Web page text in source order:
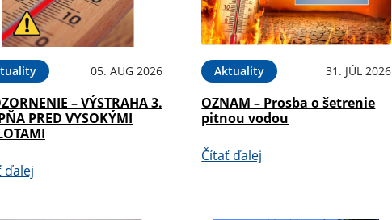
05. AUG 2026
– VÝSTRAHA 3.
PRED VYSOKÝMI
ďalej
Aktuality 31. JÚL 2026
OZNAM – Prosba o šetrenie
pitnou vodou
Čítať ďalej